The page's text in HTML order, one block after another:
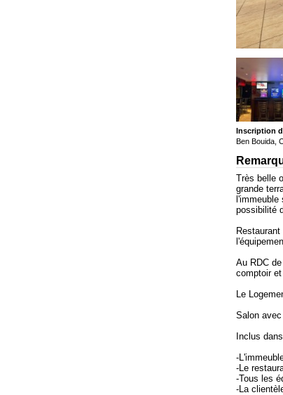
Inscription
Ben Bouida,
Très belle
grande
possibilité
Au RDC
comptoir et
Le
Salon
Inclus
-
-Le
-Tous les
-La